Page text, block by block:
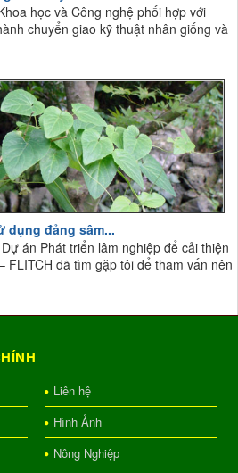
học và Công nghệ phối hợp với
chuyển giao kỹ thuật nhân giống và
dụng đảng sâm...
án Phát triển lâm nghiệp để cải thiện
FLITCH đã tìm gặp tôi để tham vấn nên
Liên hệ
Hình Ảnh
Nông Nghiệp